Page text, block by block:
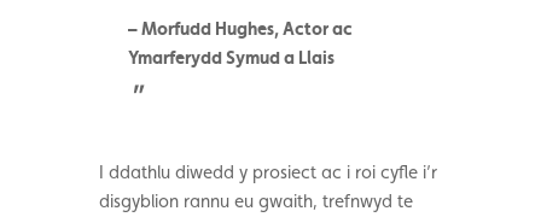
– Morfudd Hughes,Actor ac
Ymarferydd Symud a Llais
I ddathlu diwedd y prosiect ac i roi cyfle i’r
disgyblion rannu eu gwaith, trefnwyd te